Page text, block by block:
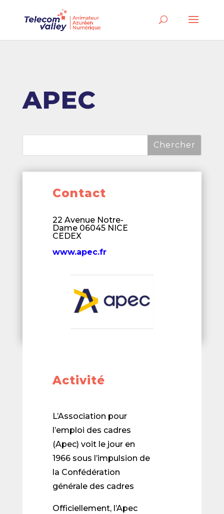
APEC
Contact
22 Avenue Notre-
Dame 06045 NICE
CEDEX
www.apec.fr
Activité
L’Association pour
l’emploi des cadres
(Apec) voit le jour en
1966 sous l’impulsion de
la Confédération
générale des cadres
Officiellement, l’Apec